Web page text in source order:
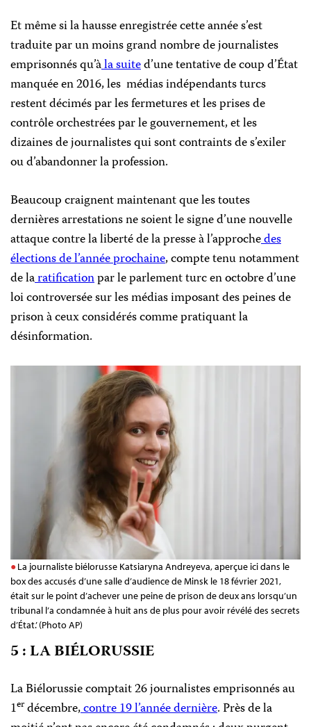
Et même si la hausse enregistrée cette année s’est
traduite par un moins grand nombre de journalistes
emprisonnés qu’àla suited’une tentative de coup d’État
manquée en 2016, les médias indépendants turcs
restent décimés par les fermetures et les prises de
contrôle orchestrées par le gouvernement, et les
dizaines de journalistes qui sont contraints de s’exiler
ou d’abandonner la profession.
Beaucoup craignent maintenant que les toutes
dernières arrestations ne soient le signe d’une nouvelle
attaque contre la liberté de la presse à l’approchedes
élections de l’année prochaine, compte tenu notamment
de laratificationpar le parlement turc en octobre d’une
loi controversée sur les médias imposant des peines de
prison à ceux considérés comme pratiquant la
désinformation.
La journaliste biélorusse Katsiaryna Andreyeva, aperçue ici dans le
box des accusés d’une salle d’audience de Minsk le 18 février 2021,
était sur le point d’achever une peine de prison de deux ans lorsqu’un
tribunal l’a condamnée à huit ans de plus pour avoir révélé des secrets
d’État.’ (Photo AP)
5 : LA BIÉLORUSSIE
La Biélorussie comptait 26 journalistes emprisonnés au
1erdécembre,contre 19 l’année dernière. Près de la